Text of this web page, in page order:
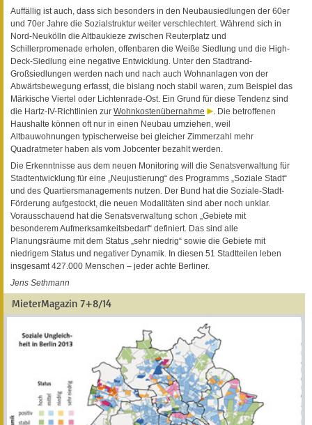
Auffällig ist auch, dass sich besonders in den Neubausiedlungen der 60er
und 70er Jahre die Sozialstruktur weiter verschlechtert. Während sich in
Nord-Neukölln die Altbaukieze zwischen Reuterplatz und
Schillerpromenade erholen, offenbaren die Weiße Siedlung und die High-
Deck-Siedlung eine negative Entwicklung. Unter den Stadtrand-
Großsiedlungen werden nach und nach auch Wohnanlagen von der
Abwärtsbewegung erfasst, die bislang noch stabil waren, zum Beispiel das
Märkische Viertel oder Lichtenrade-Ost. Ein Grund für diese Tendenz sind
die Hartz-IV-Richtlinien zur Wohnkostenübernahme
. Die betroffenen
Haushalte können oft nur in einen Neubau umziehen, weil
Altbauwohnungen typischerweise bei gleicher Zimmerzahl mehr
Quadratmeter haben als vom Jobcenter bezahlt werden.
Die Erkenntnisse aus dem neuen Monitoring will die Senatsverwaltung für
Stadtentwicklung für eine „Neujustierung“ des Programms „Soziale Stadt“
und des Quartiersmanagements nutzen. Der Bund hat die Soziale-Stadt-
Förderung aufgestockt, die neuen Modalitäten sind aber noch unklar.
Vorausschauend hat die Senatsverwaltung schon „Gebiete mit
besonderem Aufmerksamkeitsbedarf“ definiert. Das sind alle
Planungsräume mit dem Status „sehr niedrig“ sowie die Gebiete mit
niedrigem Status und negativer Dynamik. In diesen 51 Stadtteilen leben
insgesamt 427.000 Menschen – jeder achte Berliner.
Jens Sethmann
MieterMagazin 7+8/14